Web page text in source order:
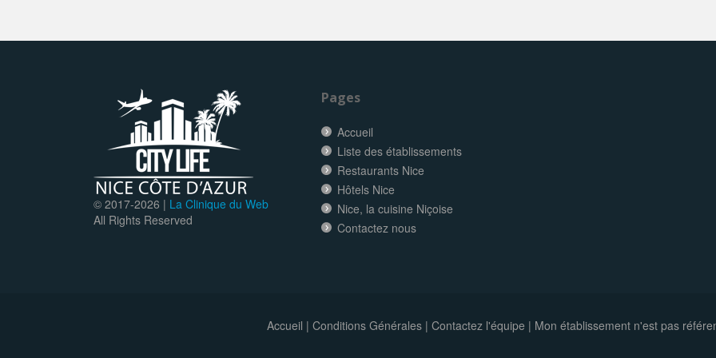
© 2017-2026 | La Clinique du Web
All Rights Reserved
Pages
Accueil
Liste des établissements
Restaurants Nice
Hôtels Nice
Nice, la cuisine Niçoise
Contactez nous
Accueil | Conditions Générales| Contactez l'équipe | Mon établissement n'est pas